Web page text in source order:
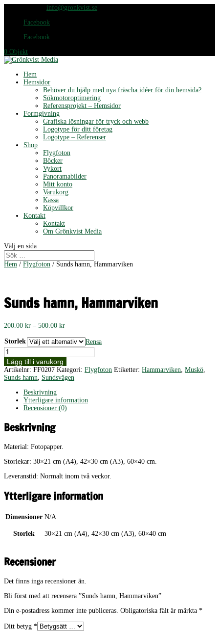
info@gronkvist.se
Facebook
Facebook
0 Objekt
Hem
Hemsidor
Behöver du hjälp med nya fräscha idéer för din hemsida?
Sökmotoroptimering
Referensprojekt – Hemsidor
Formgivning
Grafiska lösningar för tryck och webb
Logotype för ditt företag
Logotype – Referenser
Shop
Flygfoton
Böcker
Vykort
Panoramabilder
Mitt konto
Varukorg
Kassa
Köpvillkor
Kontakt
Kontakt
Om Grönkvist Media
Välj en sida
Hem / Flygfoton / Sunds hamn, Hammarviken
Sunds hamn, Hammarviken
200.00 kr – 500.00 krPrisintervall:
till
500.00 kr
Storlek
Rensa
Sunds
hamn,
Hammarviken
mängd
Lägg till i varukorg
Artikelnr: FF0207 Kategori: Flygfoton Etiketter: Hammarviken Muskö
Sunds hamn
Sundsvägen
Beskrivning
Ytterligare information
Recensioner (0)
Beskrivning
Material: Fotopapper.
Storlekar: 30×21 cm (A4), 42×30 cm (A3), 60×40 cm.
Leveranstid: Normalt inom två veckor.
Ytterligare information
Dimensioner N/A
Storlek 30×21 cm (A4), 42×30 cm (A3), 60×40 cm
Recensioner
Det finns inga recensioner än.
Bli först med att recensera ”Sunds hamn, Hammarviken”
Din e-postadress kommer inte publiceras. Obligatoriska fält är märkta *
Ditt betyg *